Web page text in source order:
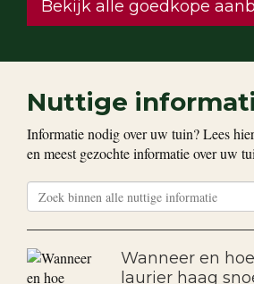
cm
liter
€4.75
Bekijk alle goedkope
Nuttige